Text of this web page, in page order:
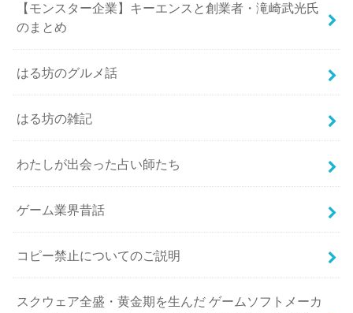
【モンスター企業】キーエンスと創業者・滝崎武光氏
のまとめ
はる坊のグルメ話
はる坊の雑記
わたしが出会った占い師たち
ゲーム業界昔話
コピー禁止についてのご説明
スクウェア全盛・黄金期を生んだ ゲームソフトメーカ